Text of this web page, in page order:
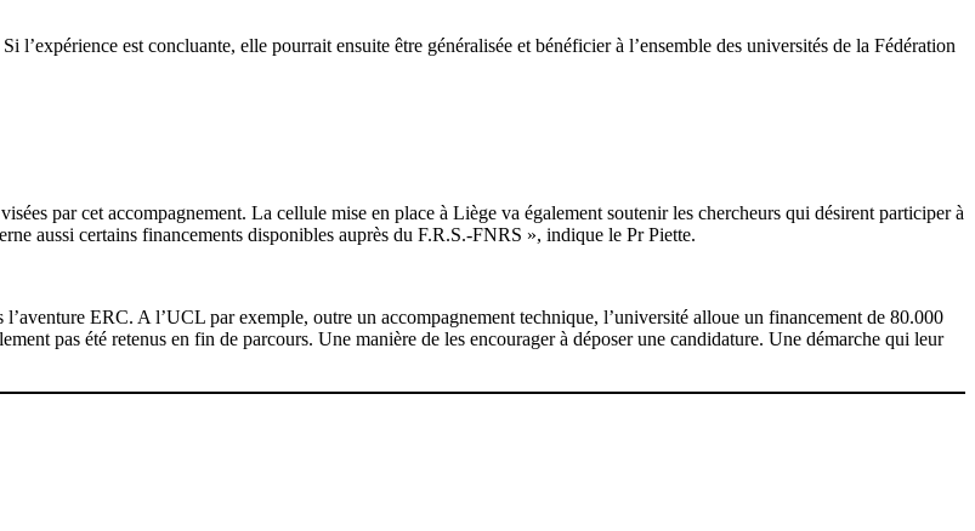
est concluante, elle pourrait ensuite être généralisée et bénéficier à l’ensemble des universités de la Fédération
par cet accompagnement. La cellule mise en place à Liège va également soutenir les chercheurs qui désirent participer à
aussi certains financements disponibles auprès du F.R.S.-FNRS », indique le Pr Piette.
ERC. A l’UCL par exemple, outre un accompagnement technique, l’université alloue un financement de 80.000
pas été retenus en fin de parcours. Une manière de les encourager à déposer une candidature. Une démarche qui leur